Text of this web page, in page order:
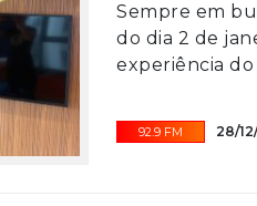
Sempre em
do dia 2 de
experiência
92.9 FM 28/